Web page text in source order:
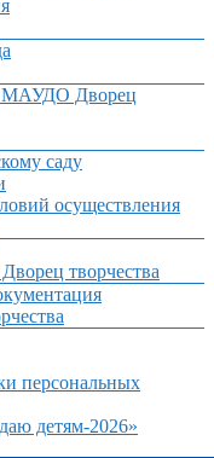
МАУДО Дворец
саду
осуществления
творчества
персональных
детям-2026»